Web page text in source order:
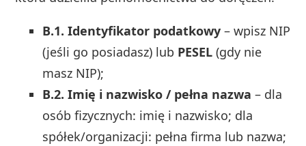
B.1. Identyfikator podatkowy – wpisz NIP
(jeśli go posiadasz) lub PESEL (gdy nie
masz NIP);
B.2. Imię i nazwisko / pełna nazwa – dla
osób fizycznych: imię i nazwisko; dla
spółek/organizacji: pełna firma lub nazwa;